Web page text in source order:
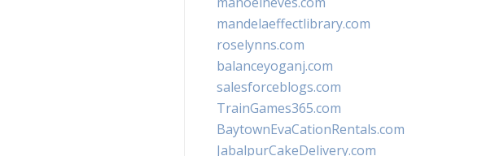
mandelaeffectlibrary.com
roselynns.com
balanceyoganj.com
salesforceblogs.com
TrainGames365.com
BaytownEvaCationRentals.com
JabalpurCakeDelivery.com